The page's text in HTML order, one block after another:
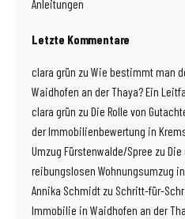
Anleitungen
Letzte Kommentare
clara grün zu Wie bestimmt man
Waidhofen an der Thaya? Ein
clara grün zu Die Rolle von
der Immobilienbewertung in
Umzug Fürstenwalde/Spree zu
reibungslosen Wohnungsumzug
Annika Schmidt zu Schritt-für-
Immobilie in Waidhofen an der